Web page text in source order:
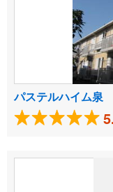
パステルハイム泉